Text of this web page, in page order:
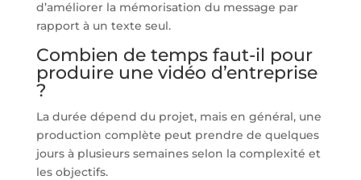
d’améliorer la mémorisation du message par
rapport à un texte seul.
Combien de temps faut-il pour
produire une vidéo d’entreprise
?
La durée dépend du projet, mais en général, une
production complète peut prendre de quelques
jours à plusieurs semaines selon la complexité et
les objectifs.